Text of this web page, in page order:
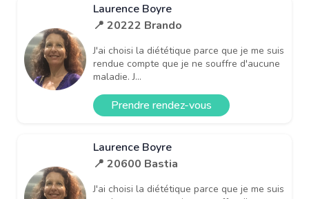
Laurence Boyre
📍 20222 Brando
J'ai choisi la diététique parce que je me suis
rendue compte que je ne souffre d'aucune
maladie. J...
Prendre rendez-vous
Laurence Boyre
📍 20600 Bastia
J'ai choisi la diététique parce que je me suis